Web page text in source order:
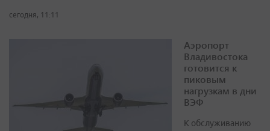
сегодня, 11:11
Аэропорт
Владивостока
готовится к
пиковым
нагрузкам в дни
ВЭФ
К обслуживанию